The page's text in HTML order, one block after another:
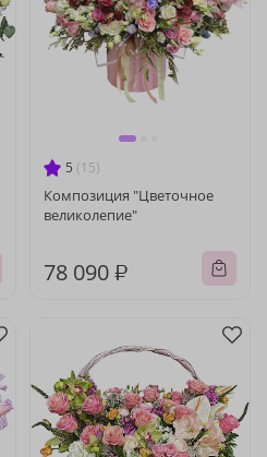
5 (15)
Композиция "Цветочное
великолепие"
78 090 ₽